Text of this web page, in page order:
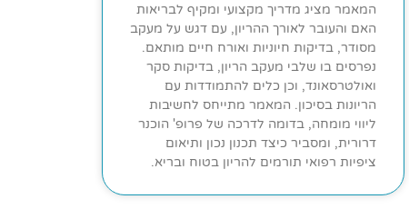
המאמר מציג מדריך מקצועי ומקיף לבריאות
האם והעובר לאורך ההריון, עם דגש על מעקב
מסודר, בדיקות חיוניות ואורח חיים מותאם.
נפרסים בו שלבי מעקב הריון, בדיקות סקר
ואולטרסאונד, וכן כלים להתמודדות עם
הריונות בסיכון. המאמר מתייחס לחשיבות
ליווי מומחה, בדומה לדרכה של פרופ' הוכנר
דרורית, ומסביר כיצד תכנון נכון ותיאום
ציפיות רפואי תורמים להריון בטוח ובריא.